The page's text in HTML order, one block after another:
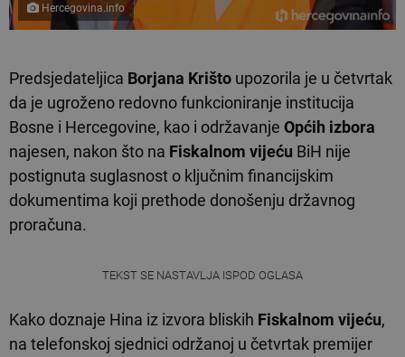
Hercegovina.info
Predsjedateljica Borjana Krišto upozorila je u četvrtak
da je ugroženo redovno funkcioniranje institucija
Bosne i Hercegovine, kao i održavanje Općih izbora
najesen, nakon što na Fiskalnom vijeću BiH nije
postignuta suglasnost o ključnim financijskim
dokumentima koji prethode donošenju državnog
proračuna.
TEKST SE NASTAVLJA ISPOD OGLASA
Kako doznaje Hina iz izvora bliskih Fiskalnom vijeću,
na telefonskoj sjednici održanoj u četvrtak premijer